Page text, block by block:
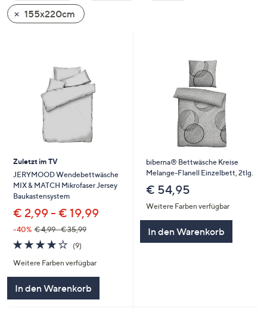
wischen
Sie
anzuzeigen.
155x220cm
Zuletzt im TV
JERYMOOD Wendebettwäsche
MIX & MATCH Mikrofaser Jersey
Baukastensystem
€ 2,99 - € 19,99
--40% € 4,99 - € 35,99
4.0
von
5
(9)9
Weitere Farben verfügbar
In den Warenkorb
biberna® Bettwäsche Kreise
Melange-Flanell Einzelbett, 2tlg.
€ 54,95
Weitere Farben verfügbar
In den Warenkorb